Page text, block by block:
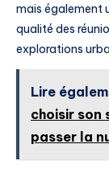
mais également
qualité des
explorations
Lire
choisir son
passer la